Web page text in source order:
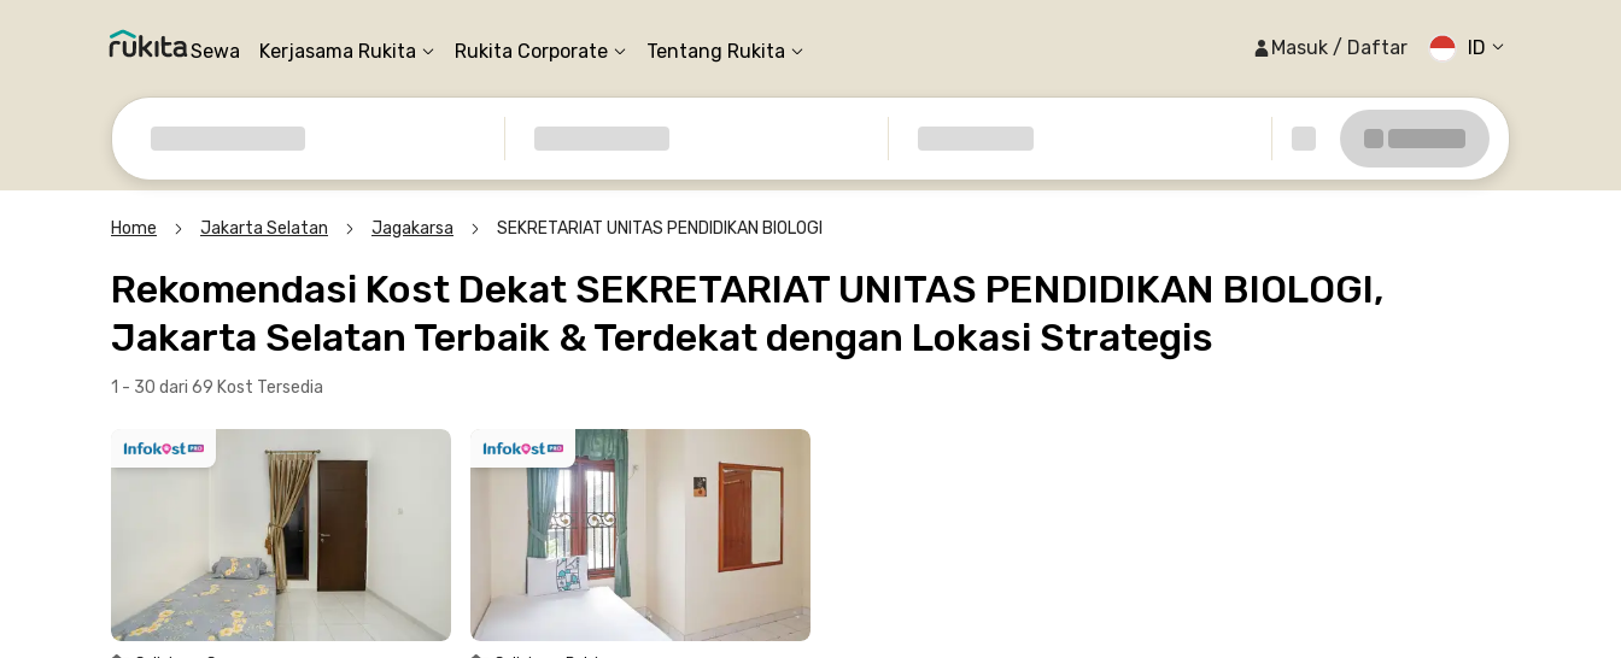
Sewa Kerjasama Rukita Rukita Corporate Tentang Rukita Masuk / Daftar ID
Home Jakarta Selatan Jagakarsa SEKRETARIAT UNITAS PENDIDIKAN BIOLOGI
Rekomendasi Kost Dekat SEKRETARIAT UNITAS PENDIDIKAN BIOLOGI,
Jakarta Selatan Terbaik & Terdekat dengan Lokasi Strategis
1 - 30 dari 69 Kost Tersedia